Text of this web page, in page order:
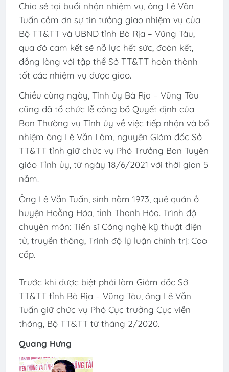
Chia sẻ tại buổi nhận nhiệm vụ, ông Lê Văn
Tuấn cảm ơn sự tin tưởng giao nhiệm vụ của
Bộ TT&TT và UBND tỉnh Bà Rịa – Vũng Tàu,
qua đó cam kết sẽ nỗ lực hết sức, đoàn kết,
đồng lòng với tập thể Sở TT&TT hoàn thành
tốt các nhiệm vụ được giao.
Chiều cùng ngày, Tỉnh ủy Bà Rịa – Vũng Tàu
cũng đã tổ chức lễ công bố Quyết định của
Ban Thường vụ Tỉnh ủy về việc tiếp nhận và bổ
nhiệm ông Lê Văn Lâm, nguyên Giám đốc Sở
TT&TT tỉnh giữ chức vụ Phó Trưởng Ban Tuyên
giáo Tỉnh ủy, từ ngày 18/6/2021 với thời gian 5
năm.
Ông Lê Văn Tuấn, sinh năm 1973, quê quán ở
huyện Hoằng Hóa, tỉnh Thanh Hóa. Trình độ
chuyên môn: Tiến sĩ Công nghệ kỹ thuật điện
tử, truyền thông, Trình độ lý luận chính trị: Cao
cấp.
Trước khi được biệt phái làm Giám đốc Sở
TT&TT tỉnh Bà Rịa – Vũng Tàu, ông Lê Văn
Tuấn giữ chức vụ Phó Cục trưởng Cục viễn
thông, Bộ TT&TT từ tháng 2/2020.
Quang Hưng